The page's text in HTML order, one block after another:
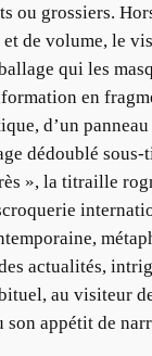
ou grossiers.
de volume, le
qui les
en
d’un
dédoublé sous-
», la titraille
actualités,
au visiteur
son appétit de